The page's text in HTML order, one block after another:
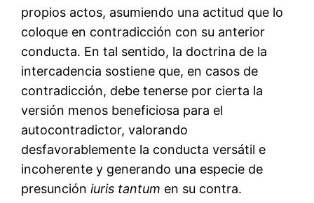
propios actos, asumiendo una actitud que lo
coloque en contradicción con su anterior
conducta. En tal sentido, la doctrina de la
intercadencia sostiene que, en casos de
contradicción, debe tenerse por cierta la
versión menos beneficiosa para el
autocontradictor, valorando
desfavorablemente la conducta versátil e
incoherente y generando una especie de
presuncióniuris tantum en su contra.